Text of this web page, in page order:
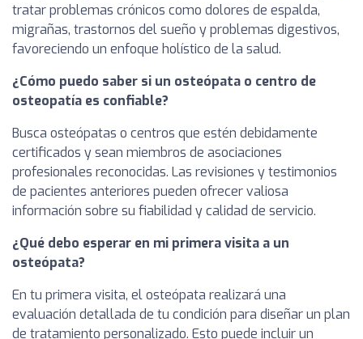
tratar problemas crónicos como dolores de espalda,
migrañas, trastornos del sueño y problemas digestivos,
favoreciendo un enfoque holístico de la salud.
¿Cómo puedo saber si un osteópata o centro de
osteopatía es confiable?
Busca osteópatas o centros que estén debidamente
certificados y sean miembros de asociaciones
profesionales reconocidas. Las revisiones y testimonios
de pacientes anteriores pueden ofrecer valiosa
información sobre su fiabilidad y calidad de servicio.
¿Qué debo esperar en mi primera visita a un
osteópata?
En tu primera visita, el osteópata realizará una
evaluación detallada de tu condición para diseñar un plan
de tratamiento personalizado. Esto puede incluir un